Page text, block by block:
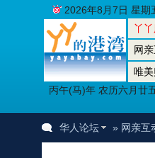
丫
网
唯美
丙午(马)年 农历六月廿
2026年8月7日 星期
华人论坛 » 网亲互